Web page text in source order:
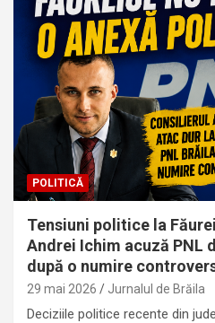
POLITICĂ
Tensiuni politice la
Andrei Ichim acuză PNL
după o numire
29 mai 2026 Jurnalul de Brăila
Deciziile politice recente din